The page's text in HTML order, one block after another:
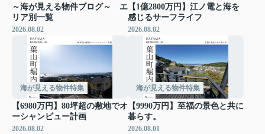
～海が見える物件ブログ～ エ
リア別一覧
2026.08.02
【1億2800万円】江ノ電と海を
感じるサーフライフ
2026.08.02
海が見える物件特集
【6980万円】80坪超の敷地でオ
ーシャンビュー計画
2026.08.02
海が見える物件特集
【9990万円】至福の景色と共に
暮らす。
2026.08.01